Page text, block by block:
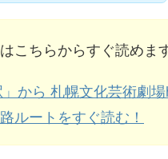
こちらからすぐ読めま
から 札幌文化芸術劇
ルートをすぐ読む！